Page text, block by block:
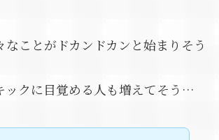
なことがドカンドカンと始まりそう
ックに目覚める人も増えてそう…